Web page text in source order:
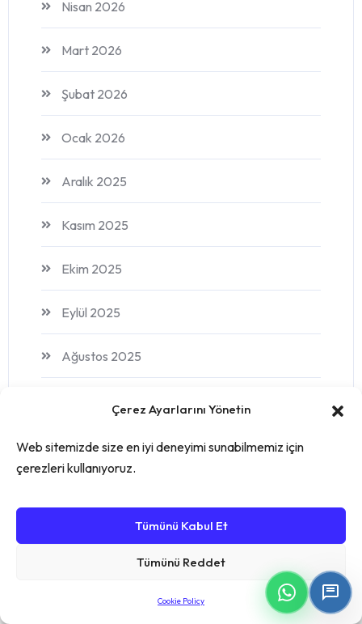
Çerez Ayarlarını Yönetin
Web sitemizde size en iyi deneyimi sunabilmemiz için
çerezleri kullanıyoruz.
Tümünü Kabul Et
Tümünü Reddet
Cookie Policy
Nisan 2026
Mart 2026
Şubat 2026
Ocak 2026
Aralık 2025
Kasım 2025
Ekim 2025
Eylül 2025
Ağustos 2025
Haziran 2025